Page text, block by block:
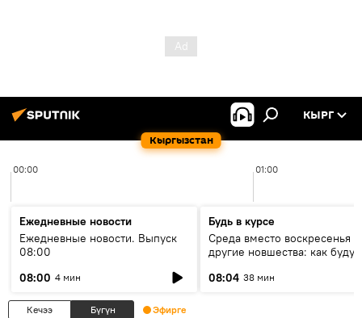
Кыргызстан
КЫРГ
00:00 01:00
Ежедневные новости
Ежедневные новости. Выпуск
08:00
08:00 4 мин
Будь в курсе
Среда вместо воскресенья и
другие новшества: как будут
08:04 38 мин
Кечээ Бүгүн Эфирге